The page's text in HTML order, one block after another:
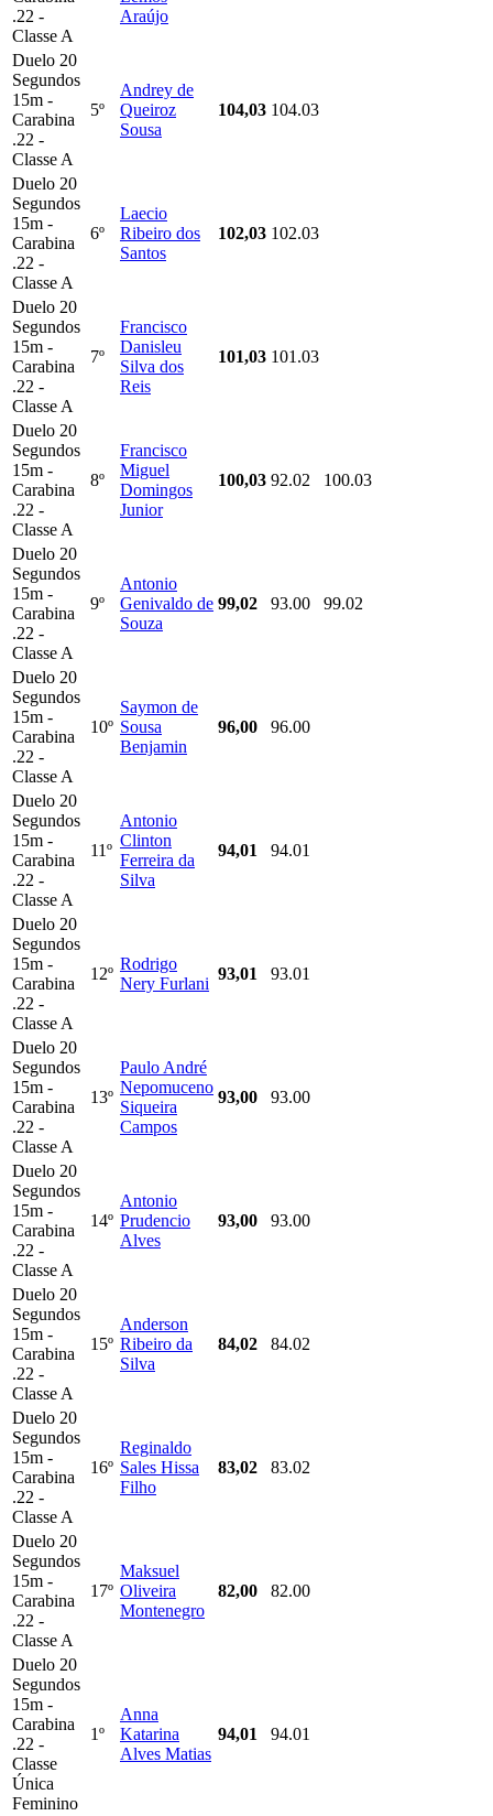
.22 -
Classe A
Araújo
Duelo 20
Segundos
15m -
Carabina
.22 -
Classe A
5º
Andrey de
Queiroz
Sousa
104,03 104.03
Duelo 20
Segundos
15m -
Carabina
.22 -
Classe A
6º
Laecio
Ribeiro dos
Santos
102,03 102.03
Duelo 20
Segundos
15m -
Carabina
.22 -
Classe A
7º
Francisco
Danisleu
Silva dos
Reis
101,03 101.03
Duelo 20
Segundos
15m -
Carabina
.22 -
Classe A
8º
Francisco
Miguel
Domingos
Junior
100,03 92.02 100.03
Duelo 20
Segundos
15m -
Carabina
.22 -
Classe A
9º
Antonio
Genivaldo de
Souza
99,02 93.00 99.02
Duelo 20
Segundos
15m -
Carabina
.22 -
Classe A
10º
Saymon de
Sousa
Benjamin
96,00 96.00
Duelo 20
Segundos
15m -
Carabina
.22 -
Classe A
11º
Antonio
Clinton
Ferreira da
Silva
94,01 94.01
Duelo 20
Segundos
15m -
Carabina
.22 -
Classe A
12º
Rodrigo
Nery Furlani
93,01 93.01
Duelo 20
Segundos
15m -
Carabina
.22 -
Classe A
13º
Paulo André
Nepomuceno
Siqueira
Campos
93,00 93.00
Duelo 20
Segundos
15m -
Carabina
.22 -
Classe A
14º
Antonio
Prudencio
Alves
93,00 93.00
Duelo 20
Segundos
15m -
Carabina
.22 -
Classe A
15º
Anderson
Ribeiro da
Silva
84,02 84.02
Duelo 20
Segundos
15m -
Carabina
.22 -
Classe A
16º
Reginaldo
Sales Hissa
Filho
83,02 83.02
Duelo 20
Segundos
15m -
Carabina
.22 -
Classe A
17º
Maksuel
Oliveira
Montenegro
82,00 82.00
Duelo 20
Segundos
15m -
Carabina
.22 -
Classe
Única
Feminino
1º
Anna
Katarina
Alves Matias
94,01 94.01